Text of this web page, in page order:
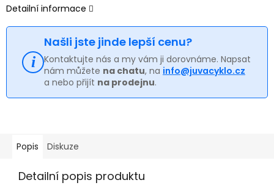
Detailní informace
Našli jste jinde lepší cenu?
Kontaktujte nás a my vám ji dorovnáme. Napsat
nám můžete na chatu, na info@juvacyklo.cz
a nebo přijít na prodejnu.
Popis Diskuze
Detailní popis produktu